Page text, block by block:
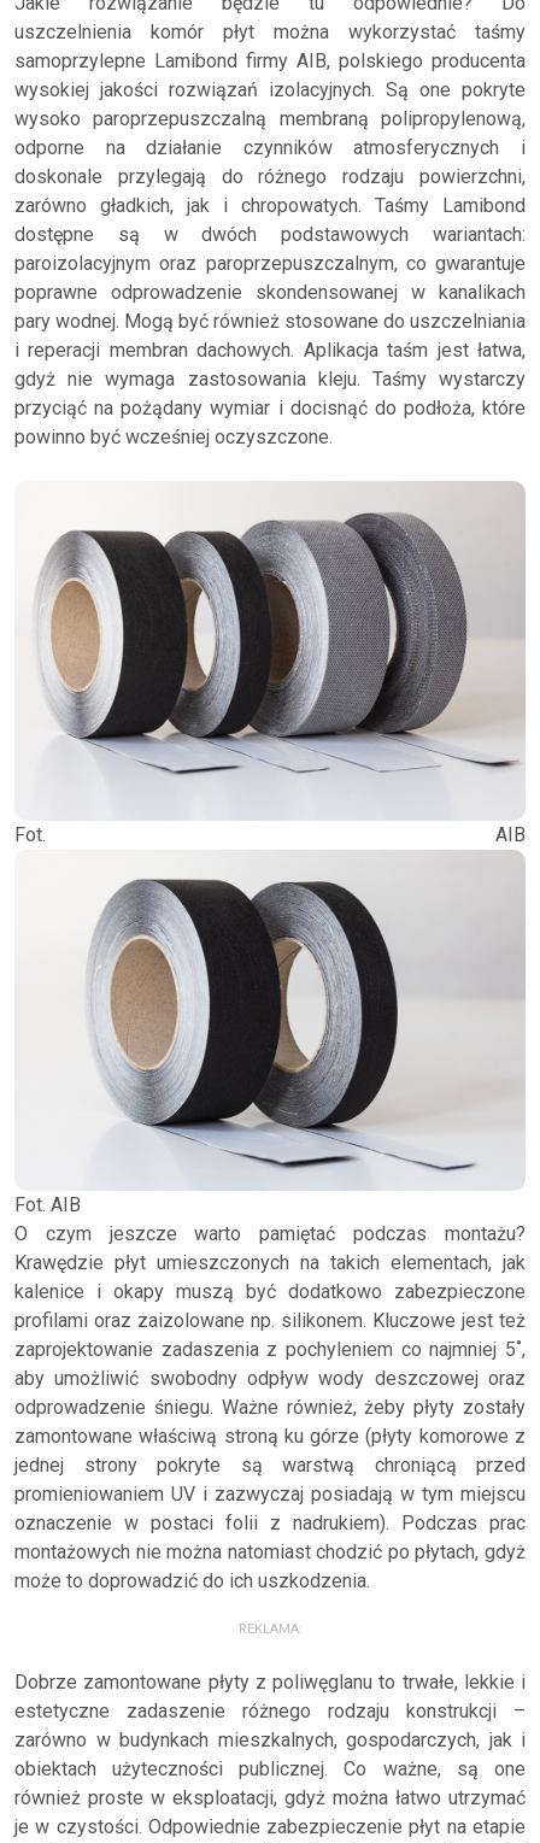
uszczelnienia komór płyt można wykorzystać taśmy
samoprzylepne Lamibond firmy AIB, polskiego producenta
wysokiej jakości rozwiązań izolacyjnych. Są one pokryte
wysoko paroprzepuszczalną membraną polipropylenową,
odporne na działanie czynników atmosferycznych i
doskonale przylegają do różnego rodzaju powierzchni,
zarówno gładkich, jak i chropowatych. Taśmy Lamibond
dostępne są w dwóch podstawowych wariantach:
paroizolacyjnym oraz paroprzepuszczalnym, co gwarantuje
poprawne odprowadzenie skondensowanej w kanalikach
pary wodnej. Mogą być również stosowane do uszczelniania
i reperacji membran dachowych. Aplikacja taśm jest łatwa,
gdyż nie wymaga zastosowania kleju. Taśmy wystarczy
przyciąć na pożądany wymiar i docisnąć do podłoża, które
powinno być wcześniej oczyszczone.
Fot. AIB
Fot. AIB
O czym jeszcze warto pamiętać podczas montażu?
Krawędzie płyt umieszczonych na takich elementach, jak
kalenice i okapy muszą być dodatkowo zabezpieczone
profilami oraz zaizolowane np. silikonem. Kluczowe jest też
zaprojektowanie zadaszenia z pochyleniem co najmniej 5˚,
aby umożliwić swobodny odpływ wody deszczowej oraz
odprowadzenie śniegu. Ważne również, żeby płyty zostały
zamontowane właściwą stroną ku górze (płyty komorowe z
jednej strony pokryte są warstwą chroniącą przed
promieniowaniem UV i zazwyczaj posiadają w tym miejscu
oznaczenie w postaci folii z nadrukiem). Podczas prac
montażowych nie można natomiast chodzić po płytach, gdyż
może to doprowadzić do ich uszkodzenia.
REKLAMA:
Dobrze zamontowane płyty z poliwęglanu to trwałe, lekkie i
estetyczne zadaszenie różnego rodzaju konstrukcji –
zarówno w budynkach mieszkalnych, gospodarczych, jak i
obiektach użyteczności publicznej. Co ważne, są one
również proste w eksploatacji, gdyż można łatwo utrzymać
je w czystości. Odpowiednie zabezpieczenie płyt na etapie